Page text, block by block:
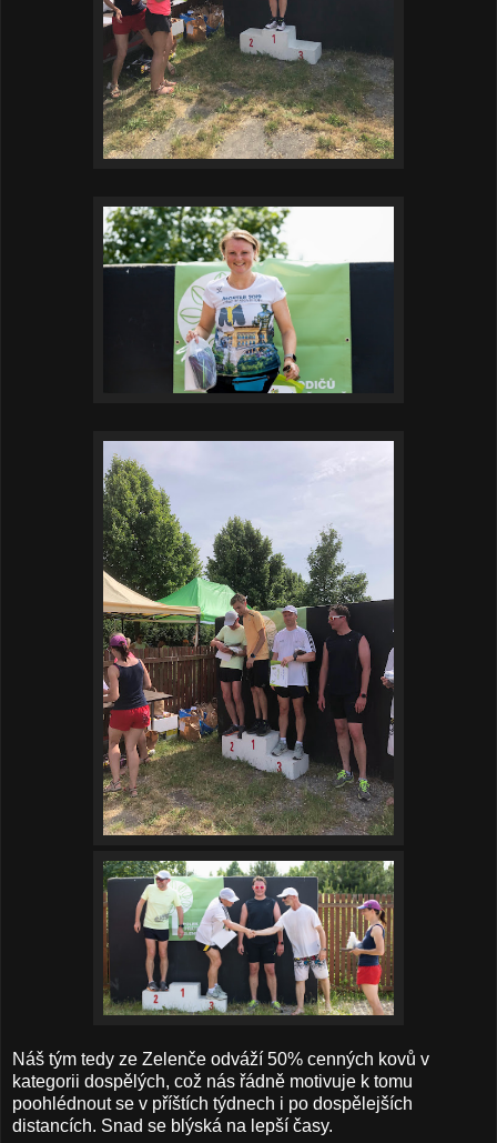
Náš tým tedy ze Zelenče odváží 50% cenných kovů v
kategorii dospělých, což nás řádně motivuje k tomu
poohlédnout se v příštích týdnech i po dospělejších
distancích. Snad se blýská na lepší časy.